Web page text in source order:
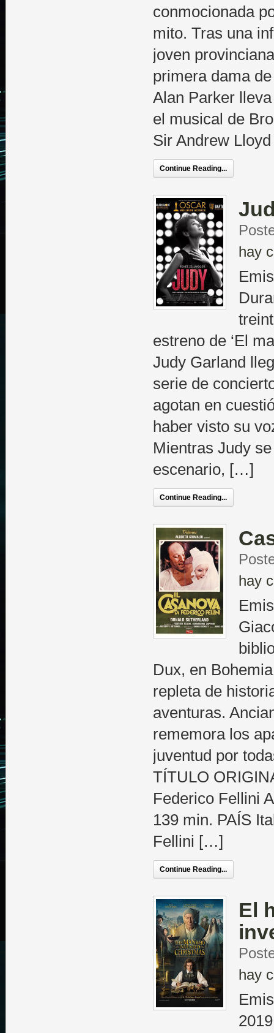
conmocionada
mito. Tras una
joven
primera dama
Alan Parker
el musical de
Sir Andrew
Continue Reading...
hay
estreno de ‘El
Judy Garland
serie de
agotan en
haber visto su
Mientras Judy
escenario, […]
Continue Reading...
hay
Dux, en
repleta de
aventuras.
rememora los
juventud por
TÍTULO
Federico Fellini
139 min. PAÍS
Fellini […]
Continue Reading...
El
hay